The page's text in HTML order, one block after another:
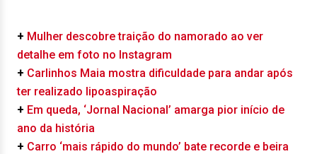
+ Mulher descobre traição do namorado ao ver
detalhe em foto no Instagram
+ Carlinhos Maia mostra dificuldade para andar após
ter realizado lipoaspiração
+ Em queda, ‘Jornal Nacional’ amarga pior início de
ano da história
+ Carro ‘mais rápido do mundo’ bate recorde e beira